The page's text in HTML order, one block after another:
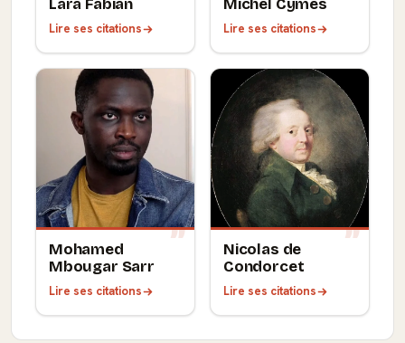
Lara Fabian
Lire ses citations
Michel Cymes
Lire ses citations
Mohamed
Mbougar Sarr
Lire ses citations
Nicolas de
Condorcet
Lire ses citations